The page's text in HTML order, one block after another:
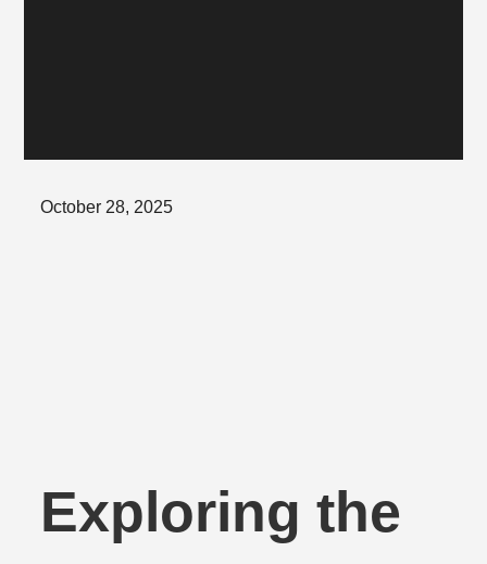
Posted
October 28, 2025
Exploring the